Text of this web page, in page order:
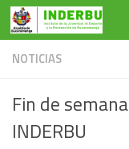
Saltar al contenido
NOTICIAS
Fin de
INDERBU